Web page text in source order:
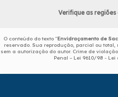
Verifique as
O conteúdo do texto "Envidraçamento de
reservado. Sua reprodução, parcial ou
sem a autorização do autor. Crime de
Penal – Lei 9610/98 -